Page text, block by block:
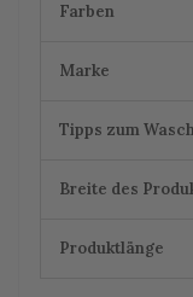
Farben
Marke
Tipps zum
Breite des
Produktlänge